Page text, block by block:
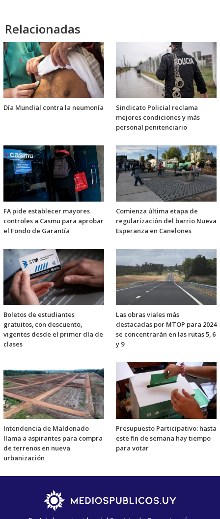
Relacionadas
Día Mundial contra la neumonía
Sindicato Policial reclama
mejores condiciones y más
personal penitenciario
FA pide establecer mayores
controles a Casmu para aprobar
el Fondo de Garantía
Comienza última etapa de
regularización del barrio Nueva
Esperanza en Canelones
Boletos de estudiantes
gratuitos, con descuento,
vigentes desde el primer día de
clases
Las obras viales más
destacadas por MTOP para 2024
se concentrarán en las rutas 5, 6
y 9
Intendencia de Maldonado
llama a aspirantes para compra
de terrenos en nueva
urbanización
Presupuesto Participativo: hasta
este fin de semana hay tiempo
para votar